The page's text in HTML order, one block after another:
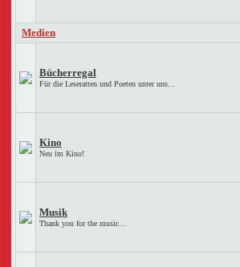
Medien
Bücherregal
Für die Leseratten und Poeten unter uns...
Kino
Neu im Kino!
Musik
Thank you for the music...